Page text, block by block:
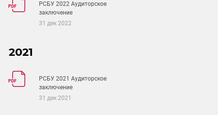
PDF
РСБУ 2022 Аудиторское
заключение
31 дек 2022
2021
PDF
РСБУ 2021 Аудиторское
заключение
31 дек 2021